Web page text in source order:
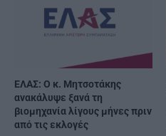
ΕΛΑΣ: Ο κ. Μητσοτάκης
ανακάλυψε ξανά τη
βιομηχανία λίγους μήνες πριν
από τις εκλογές